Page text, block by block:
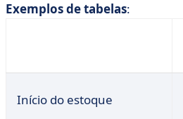
Exemplos de tabelas:
Início do estoque